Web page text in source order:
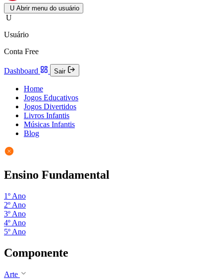
U Abrir menu do usuário
U
Usuário
Conta Free
Dashboard Sair
Home
Jogos Educativos
Jogos Divertidos
Livros Infantis
Músicas Infantis
Blog
Ensino Fundamental
1º Ano
2º Ano
3º Ano
4º Ano
5º Ano
Componente
Arte